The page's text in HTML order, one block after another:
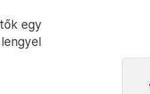
egy